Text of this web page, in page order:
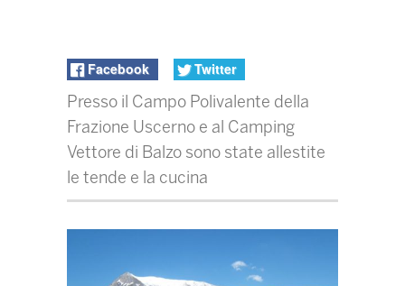
Facebook Twitter
Presso il Campo Polivalente della
Frazione Uscerno e al Camping
Vettore di Balzo sono state allestite
le tende e la cucina